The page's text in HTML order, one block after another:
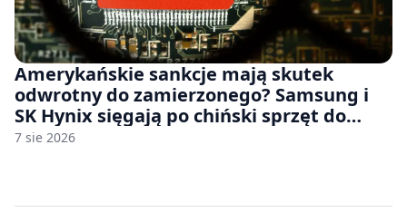
Amerykańskie sankcje mają skutek
odwrotny do zamierzonego? Samsung i
SK Hynix sięgają po chiński sprzęt do
fabryk chipów
7 sie 2026